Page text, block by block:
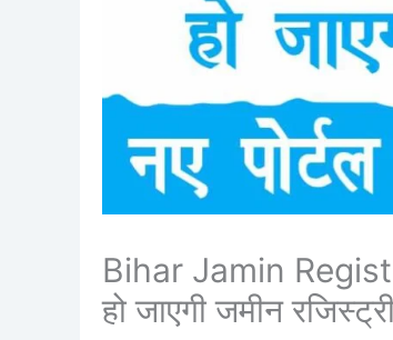
Bihar Jamin
हो जाएगी जमीन